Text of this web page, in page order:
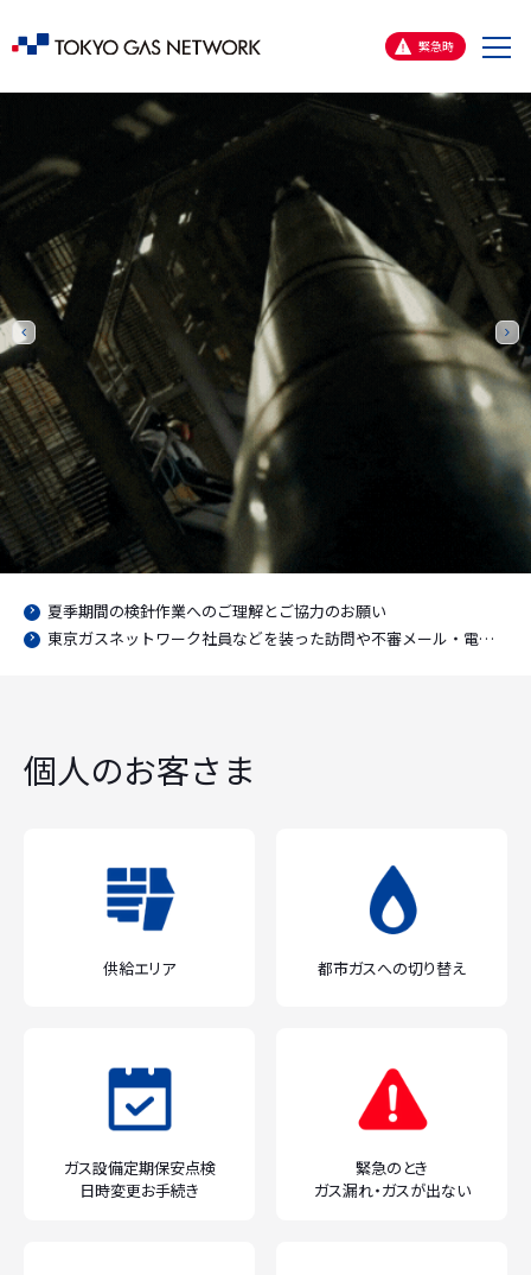
緊急時
メ
ュ
ー
夏季期間の検針作業へのご理解とご協力のお願い
東京ガスネットワーク社員などを装った訪問や不審メール・電話等にご注意ください
個人のお客さま
供給エリア 都市ガスへの切り替え
ガス設備定期保安点検
日時変更お手続き
緊急のとき
ガス漏れ・ガスが出ない